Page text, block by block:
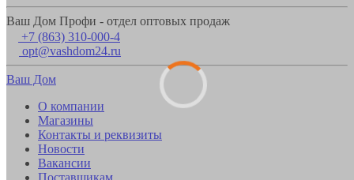
Ваш Дом Профи - отдел оптовых продаж
+7 (863) 310-000-4
opt@vashdom24.ru
Ваш Дом
О компании
Магазины
Контакты и реквизиты
Новости
Вакансии
Поставщикам